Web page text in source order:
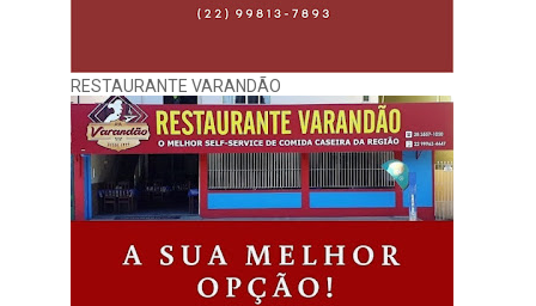
RESTAURANTE VARANDÃO